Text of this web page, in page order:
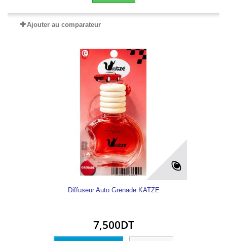
Ajouter au comparateur
Diffuseur Auto Grenade KATZE
7,500DT